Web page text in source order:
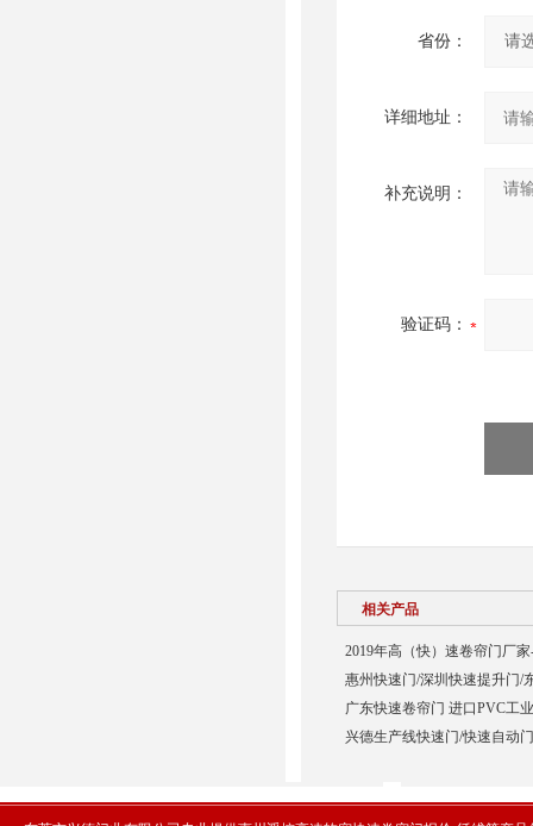
省份：
详细地址：
补充说明：
验证码：
相关产品
2019年高（快）速卷帘门厂
惠州快速门/深圳快速提升门/
广东快速卷帘门 进口PVC工
兴德生产线快速门/快速自动